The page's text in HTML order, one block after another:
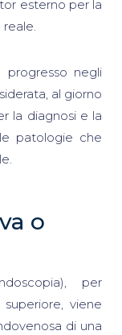
esterno per la
progresso negli
al giorno
la diagnosi e la
patologie che
o
per
viene
di una